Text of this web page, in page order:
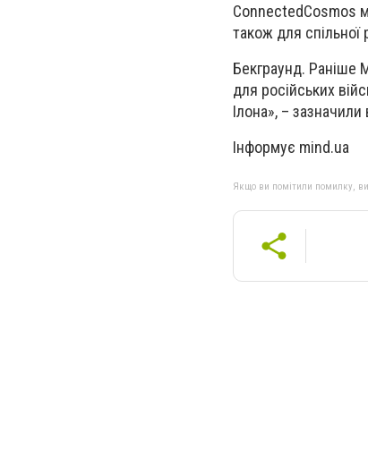
ConnectedCosmos
також для спільної
Бекграунд. Раніше
для російських
Ілона», – зазначили
Інформує mind.ua
Якщо ви помітили помилку,